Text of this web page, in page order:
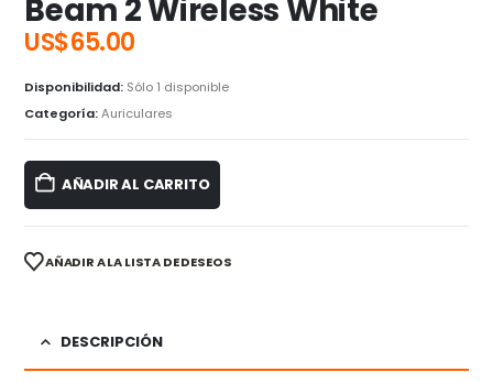
Beam 2 Wireless White
US$65.00
Disponibilidad: Sólo 1 disponible
Categoría:Auriculares
AÑADIR AL CARRITO
AÑADIR A LA LISTA DE DESEOS
DESCRIPCIÓN